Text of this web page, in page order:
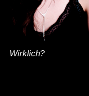
Wirklich?